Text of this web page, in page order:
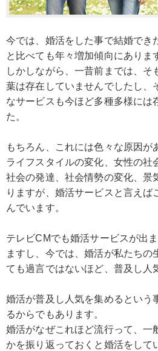
今では、婚活をした事で結婚でき
と比べても年々増加傾向にありま
しかしながら、一昔前までは、そ
葉は存在していませんでしたし、
なサービスも今ほど多種多様には
た。
もちろん、これには色々な原因が
ライフスタイルの変化、女性の社
社会の発達、社会情勢の変化、景
りますが、婚活サービスと言えば
んでいます。
テレビCMでも婚活サービスが出
ますし、今では、婚活が私たちの
ても過言ではないほど、普及し人
婚活が普及し人気を集めるという
るからでもあります。
婚活がなぜこれほど流行って、一
かを振り返っておくと婚活をして